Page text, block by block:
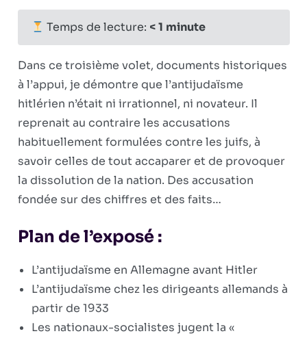
fermés
Juifs
–
Ep.
3:
Un
hitlérien
rationnel
et
faits
Temps de lecture: < 1 minute
Dans ce troisième volet, documents historiques
à l’appui, je démontre que l’antijudaïsme
hitlérien n’était ni irrationnel, ni novateur. Il
reprenait au contraire les accusations
habituellement formulées contre les juifs, à
savoir celles de tout accaparer et de provoquer
la dissolution de la nation. Des accusation
fondée sur des chiffres et des faits…
Plan de l’exposé :
L’antijudaïsme en Allemagne avant Hitler
L’antijudaïsme chez les dirigeants allemands à
partir de 1933
Les nationaux-socialistes jugent la «